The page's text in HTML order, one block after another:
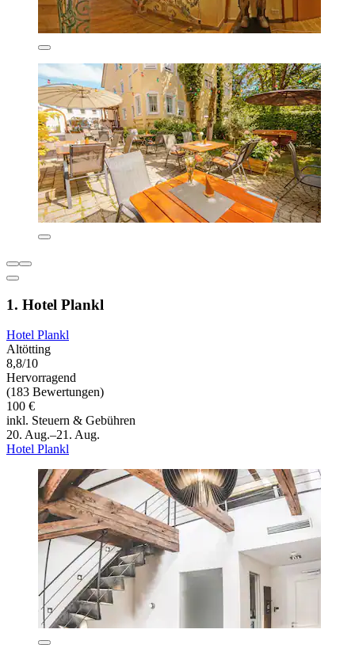
1. Hotel Plankl
Hotel Plankl
Altötting
8,8/10
Hervorragend
(183 Bewertungen)
100 €
inkl. Steuern & Gebühren
20. Aug.–21. Aug.
Hotel Plankl